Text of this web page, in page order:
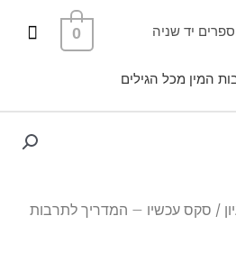
0
המין מכל הגילים
/ סקס עכשיו – המדריך לתרבות